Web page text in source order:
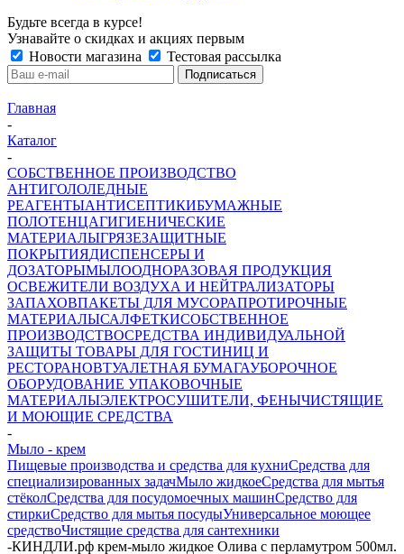
Будьте всегда в курсе!
Узнавайте о скидках и акциях первым
Новости магазина
Тестовая рассылка
Главная
-
Каталог
-
СОБСТВЕННОЕ ПРОИЗВОДСТВО
АНТИГОЛОЛЕДНЫЕ
РЕАГЕНТЫАНТИСЕПТИКИБУМАЖНЫЕ
ПОЛОТЕНЦАГИГИЕНИЧЕСКИЕ
МАТЕРИАЛЫГРЯЗЕЗАЩИТНЫЕ
ПОКРЫТИЯДИСПЕНСЕРЫ И
ДОЗАТОРЫМЫЛООДНОРАЗОВАЯ ПРОДУКЦИЯ
ОСВЕЖИТЕЛИ ВОЗДУХА И НЕЙТРАЛИЗАТОРЫ
ЗАПАХОВПАКЕТЫ ДЛЯ МУСОРАПРОТИРОЧНЫЕ
МАТЕРИАЛЫСАЛФЕТКИСОБСТВЕННОЕ
ПРОИЗВОДСТВОСРЕДСТВА ИНДИВИДУАЛЬНОЙ
ЗАЩИТЫ ТОВАРЫ ДЛЯ ГОСТИНИЦ И
РЕСТОРАНОВТУАЛЕТНАЯ БУМАГАУБОРОЧНОЕ
ОБОРУДОВАНИЕ УПАКОВОЧНЫЕ
МАТЕРИАЛЫЭЛЕКТРОСУШИТЕЛИ, ФЕНЫЧИСТЯЩИЕ
И МОЮЩИЕ СРЕДСТВА
-
Мыло - крем
Пищевые производства и средства для кухниСредства для
специализированных задачМыло жидкоеСредства для мытья
стёколСредства для посудомоечных машинСредство для
стиркиСредство для мытья посудыУниверсальное моющее
средствоЧистящие средства для сантехники
-КИНДЛИ.рф крем-мыло жидкое Олива с перламутром 500мл.